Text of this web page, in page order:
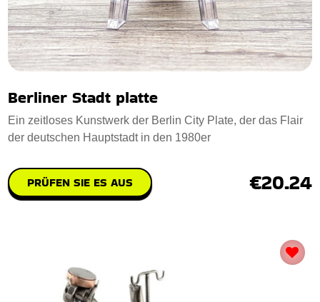
Berliner Stadt platte
Ein zeitloses Kunstwerk der Berlin City Plate, der das Flair
der deutschen Hauptstadt in den 1980er
PRÜFEN SIE ES AUS €20.24